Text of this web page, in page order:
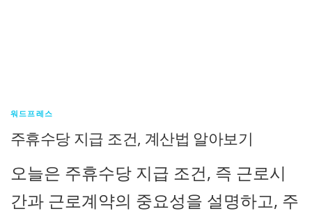
워드프레스
주휴수당 지급 조건, 계산법 알아보기
오늘은 주휴수당 지급 조건, 즉 근로시
간과 근로계약의 중요성을 설명하고, 주